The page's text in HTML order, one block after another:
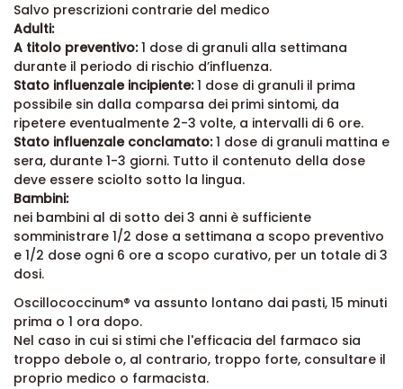
Salvo prescrizioni contrarie del medico
Adulti:
A titolo preventivo:1 dose di granuli alla settimana
durante il periodo di rischio d’influenza.
Stato influenzale incipiente:1 dose di granuli il prima
possibile sin dalla comparsa dei primi sintomi, da
ripetere eventualmente 2-3 volte, a intervalli di 6 ore.
Stato influenzale conclamato:1 dose di granuli mattina e
sera, durante 1-3 giorni. Tutto il contenuto della dose
deve essere sciolto sotto la lingua.
Bambini:
nei bambini al di sotto dei 3 anni è sufficiente
somministrare 1/2 dose a settimana a scopo preventivo
e 1/2 dose ogni 6 ore a scopo curativo, per un totale di 3
dosi.
Oscillococcinum® va assunto lontano dai pasti, 15 minuti
prima o 1 ora dopo.
Nel caso in cui si stimi che l'efficacia del farmaco sia
troppo debole o, al contrario, troppo forte, consultare il
proprio medico o farmacista.